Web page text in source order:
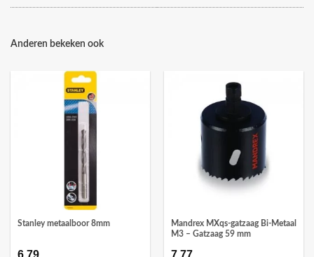
Anderen bekeken ook
Stanley metaalboor 8mm
6,79
Mandrex MXqs-gatzaag Bi-Metaal
M3 – Gatzaag 59 mm
7,77